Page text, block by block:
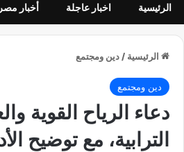
الرئيسية اخبار عاجلة أخبار مصر
الرئيسية / دين ومجتمع
دين ومجتمع
دعاء الرياح القوية
الترابية، مع توضيح